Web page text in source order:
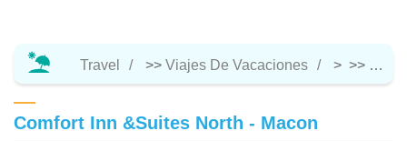
Travel >> Viajes De Vacaciones > >>
Comfort Inn &Suites North - Macon